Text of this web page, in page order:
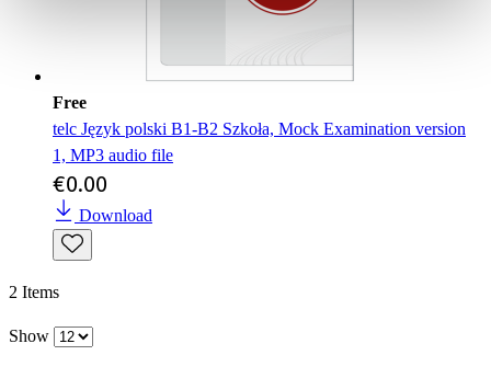
Free
telc Język polski B1-B2 Szkoła, Mock Examination version
1, MP3 audio file
€0.00
Download
2 Items
Show